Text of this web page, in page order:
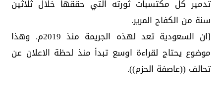
تدمير كل مكتسبات ثورته التي حققها خلال ثلاثين
سنة من الكفاح المرير.
[ان السعودية تعد لهذه الجريمة منذ 2019م. وهذا
موضوع يحتاج لقراءة اوسع تبدأ منذ لحظة الاعلان عن
تحالف ((عاصفة الحزم)).